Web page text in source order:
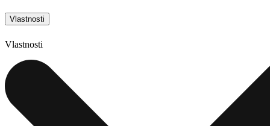
Vlastnosti
Vlastnosti